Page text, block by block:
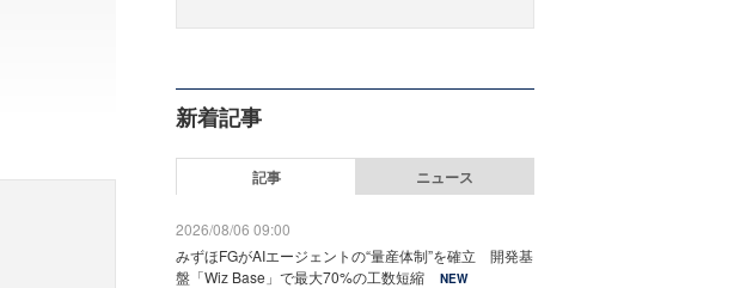
新着記事
記事 ニュース
2026/08/06 09:00
みずほFGがAIエージェントの“量産体制”を確立 開発基
盤「Wiz Base」で最大70%の工数短縮
NEW